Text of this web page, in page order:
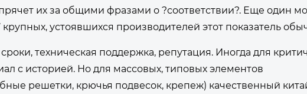
их за общими фразами о ?соответствии?. Еще один
крупных, устоявшихся производителей этот показатель
техническая поддержка, репутация. Иногда для
с историей. Но для массовых, типовых элементов
решетки, крючья подвесок, крепеж) качественный